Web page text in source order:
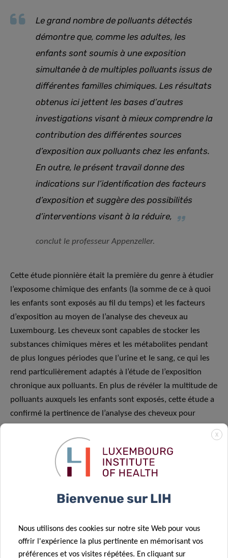
Le grand nombre de polluants détectés
démontre que, comme les adultes, les
enfants sont soumis à une exposition
simultanée à de multiples polluants issus de
différentes familles chimiques. Les résultats
obtenus ici jettent les bases d’autres
investigations visant à mieux comprendre la
contribution des différentes sources
d’exposition aux polluants chez les enfants.
En outre, le présent travail donne des
indications sur l’identification des facteurs
d’exposition et suggère des possibilités
d’interventions visant à la réduire,
conclut le professeur Appenzeller.
Cette étude pionnière était la première du genre à étudier
l’exposome chimique des enfants (la somme de ce à quoi
les enfants sont exposés au fil du temps) et les facteurs
d’exposition au moyen de l’analyse des cheveux au
Luxembourg. Les cheveux sont capables de stocker les
substances chimiques mères et les métabolites pendant
de plus longues périodes que l’urine et le sang, ce qui les
rend particulièrement adaptés à l’étude de l’exposition
chronique aux polluants. En plus de révéler la multitude de
polluants auxquels les enfants sont exposés, cette étude a
confirmé la pertinence de l’analyse des cheveux pour
recherches visant à améliorer la compréhension des
facteurs d’exposition chimique chez les enfants.
L’analyse complète et les résultats ont été récemment
publiés dans la revue de premier plan
Environment
sous le titre complet :« Investigating
determinants of exposure in the region of Luxembourg
based on hair analysis ».
X
Bienvenue sur LIH
Nous utilisons des cookies sur notre site Web pour vous
offrir l'expérience la plus pertinente en mémorisant vos
préférences et vos visites répétées. En cliquant sur